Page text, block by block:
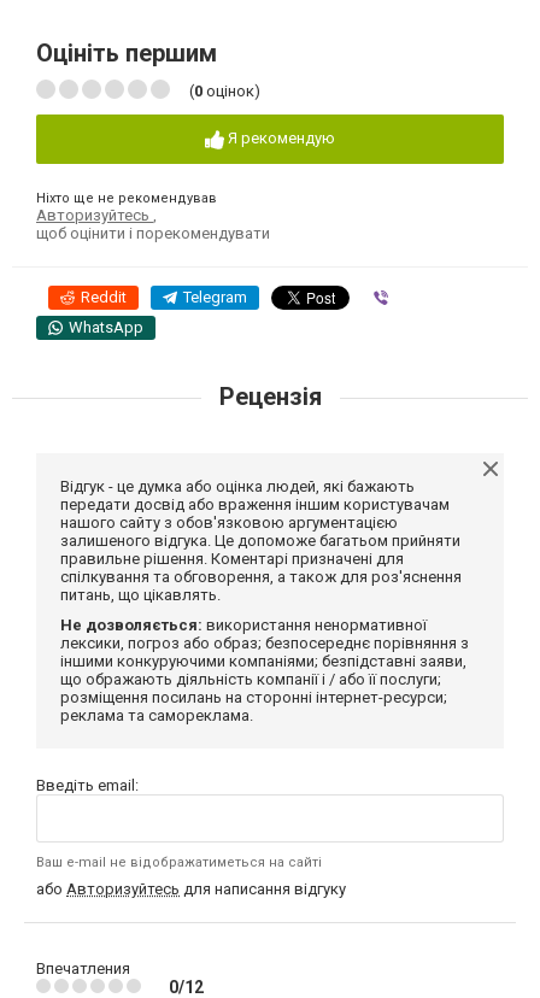
Оцініть першим
(0 оцінок)
Я рекомендую
Ніхто ще не рекомендував
Авторизуйтесь
щоб оцінити і порекомендувати
Reddit Telegram
WhatsApp
Рецензія
Відгук - це думка або оцінка людей, які бажають
передати досвід або враження іншим користувачам
нашого сайту з обов'язковою аргументацією
залишеного відгука. Це допоможе багатьом прийняти
правильне рішення. Коментарі призначені для
спілкування та обговорення, а також для роз'яснення
питань, що цікавлять.
Не дозволяється: використання ненормативної
лексики, погроз або образ; безпосереднє порівняння з
іншими конкуруючими компаніями; безпідставні заяви,
що ображають діяльність компанії і / або її послуги;
розміщення посилань на сторонні інтернет-ресурси;
реклама та самореклама.
Введіть email:
Ваш e-mail не відображатиметься на сайті
або Авторизуйтесь для написання відгуку
Впечатления
0/12